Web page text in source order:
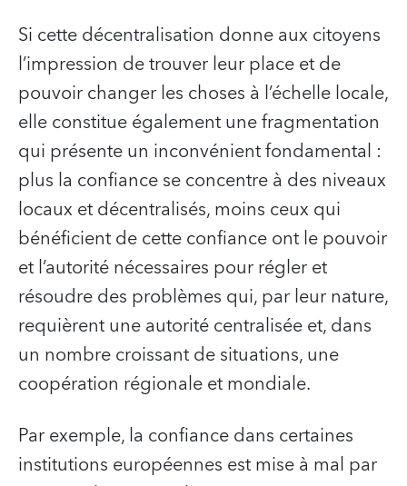
Si cette décentralisation donne aux citoyens
l’impression de trouver leur place et de
pouvoir changer les choses à l’échelle locale,
elle constitue également une fragmentation
qui présente un inconvénient fondamental :
plus la confiance se concentre à des niveaux
locaux et décentralisés, moins ceux qui
bénéficient de cette confiance ont le pouvoir
et l’autorité nécessaires pour régler et
résoudre des problèmes qui, par leur nature,
requièrent une autorité centralisée et, dans
un nombre croissant de situations, une
coopération régionale et mondiale.
Par exemple, la confiance dans certaines
institutions européennes est mise à mal par